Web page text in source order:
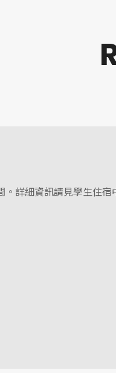
詳細資訊請見學生住宿